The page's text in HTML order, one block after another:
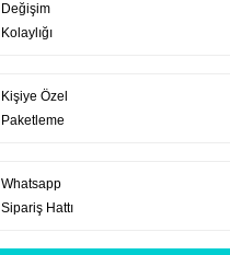
Değişim
Kolaylığı
Kişiye Özel
Paketleme
Whatsapp
Sipariş Hattı